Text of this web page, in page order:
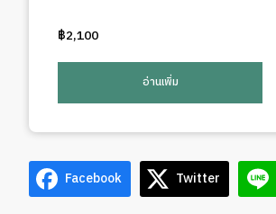
฿2,100
อ่านเพิ่ม
Facebook Twitter